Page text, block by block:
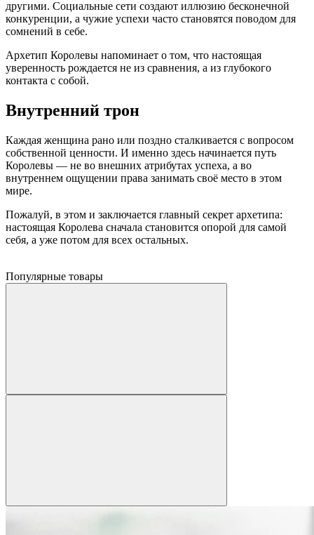
другими. Социальные сети создают иллюзию бесконечной
конкуренции, а чужие успехи часто становятся поводом для
сомнений в себе.
Архетип Королевы напоминает о том, что настоящая
уверенность рождается не из сравнения, а из глубокого
контакта с собой.
Внутренний трон
Каждая женщина рано или поздно сталкивается с вопросом
собственной ценности. И именно здесь начинается путь
Королевы — не во внешних атрибутах успеха, а во
внутреннем ощущении права занимать своё место в этом
мире.
Пожалуй, в этом и заключается главный секрет архетипа:
настоящая Королева сначала становится опорой для самой
себя, а уже потом для всех остальных.
Популярные товары